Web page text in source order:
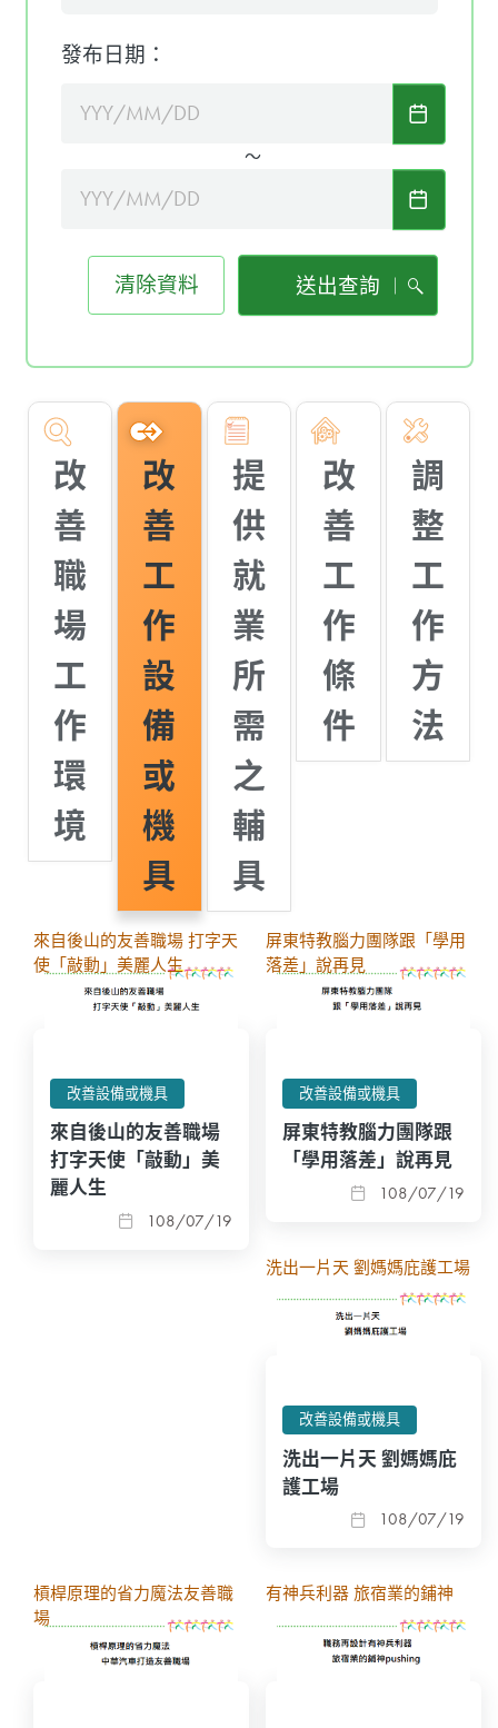
發布日期：
～
清除資料 送出查詢
改
善
職
場
工
作
環
境
改
善
工
作
設
備
或
機
具
提
供
就
業
所
需
之
輔
具
改
善
工
作
條
件
調
整
工
作
方
法
改善設備或機具
來自後山的友善職場
打字天使「敲動」美
麗人生
108/07/19
來自後山的友善職場 打字天
使「敲動」美麗人生
改善設備或機具
屏東特教腦力團隊跟
「學用落差」說再見
108/07/19
屏東特教腦力團隊跟「學用
落差」說再見
改善設備或機具
洗出一片天 劉媽媽庇
護工場
108/07/19
洗出一片天 劉媽媽庇護工場
槓桿原理的省力魔法友善職
場
有神兵利器 旅宿業的鋪神